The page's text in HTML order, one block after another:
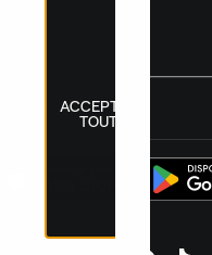
ACCEPTER
TOUT